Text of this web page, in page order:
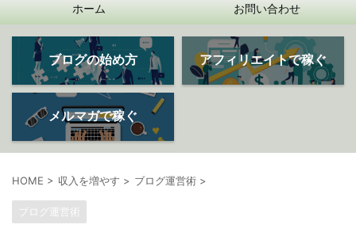
ホーム お問い合わせ
ブログの始め方 アフィリエイトで稼ぐ
メルマガで稼ぐ
HOME > 収入を増やす > ブログ運営術 >
ブログ運営術